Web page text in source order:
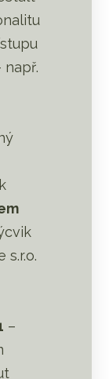
např.
s.r.o.
–